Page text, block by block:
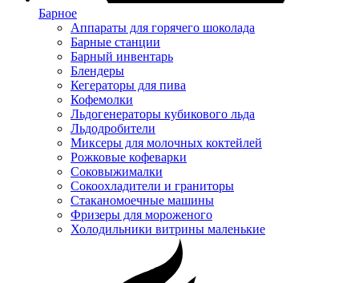
Барное
Аппараты для горячего шоколада
Барные станции
Барный инвентарь
Блендеры
Кегераторы для пива
Кофемолки
Льдогенераторы кубикового льда
Льдодробители
Миксеры для молочных коктейлей
Рожковые кофеварки
Соковыжималки
Сокоохладители и граниторы
Стаканомоечные машины
Фризеры для мороженого
Холодильники витрины маленькие